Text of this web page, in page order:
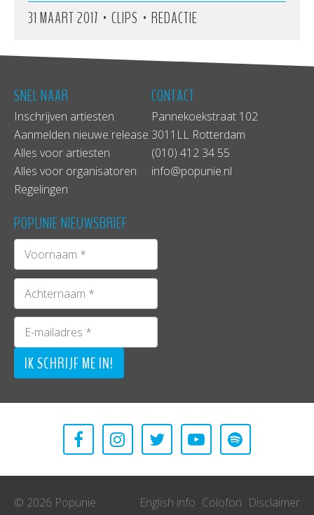
31 MAART 2017 • CLIPS • REDACTIE
SNEL NAAR
Inschrijven artiesten
Aanmelden nieuwe release
Alles voor artiesten
Alles voor organisatoren
Regelingen
CONTACT
Pannekoekstraat 102
3011LL Rotterdam
(010) 412 34 55
info@popunie.nl
POPUNIE NIEUWSBRIEF
© 2026 Popunie English info Colofon Disclaimer